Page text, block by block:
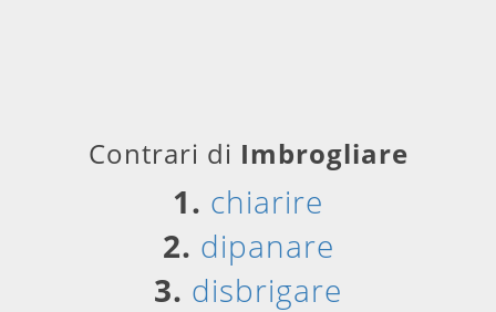
Contrari di Imbrogliare
1. chiarire
2. dipanare
3. disbrigare